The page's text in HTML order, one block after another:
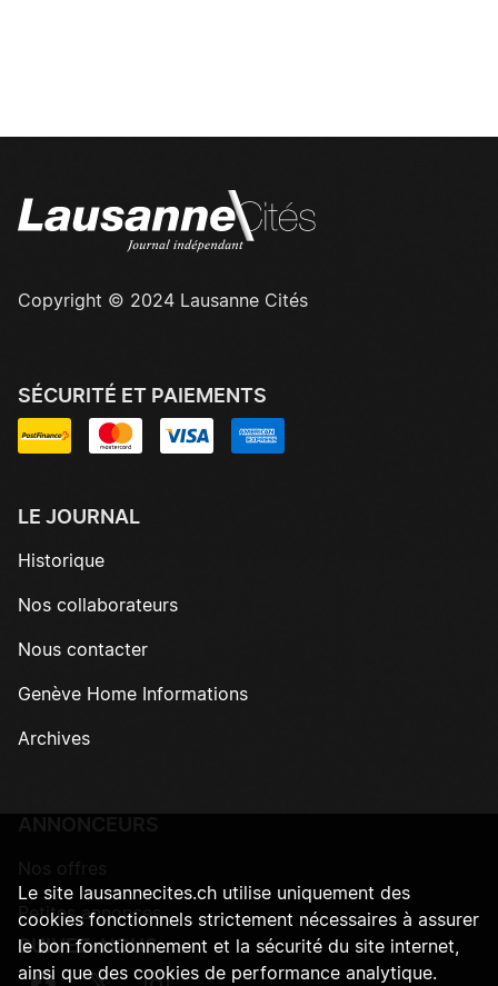
Copyright © 2024 Lausanne Cités
SÉCURITÉ ET PAIEMENTS
LE JOURNAL
Historique
Nos collaborateurs
Nous contacter
Genève Home Informations
Archives
Petites annonces
SUIVEZ-NOUS
Le site lausannecites.ch utilise uniquement des
cookies fonctionnels strictement nécessaires à assurer
le bon fonctionnement et la sécurité du site internet,
ainsi que des cookies de performance analytique.